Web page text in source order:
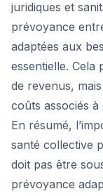
juridiques et
prévoyance
adaptées aux
essentielle.
de revenus,
coûts associés à
En résumé,
santé collective
doit pas être
prévoyance